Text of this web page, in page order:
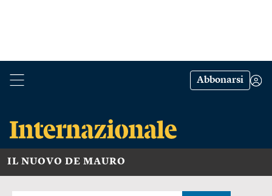
Abbonarsi
IL NUOVO DE MAURO